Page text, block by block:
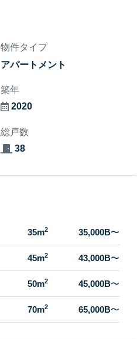
物件タイプ
アパートメント
築年
2020
総戸数
38
35m2 35,000B〜
45m2 43,000B〜
50m2 45,000B〜
70m2 65,000B〜